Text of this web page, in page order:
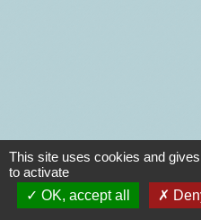
This site uses cookies and
to activate
OK, accept all